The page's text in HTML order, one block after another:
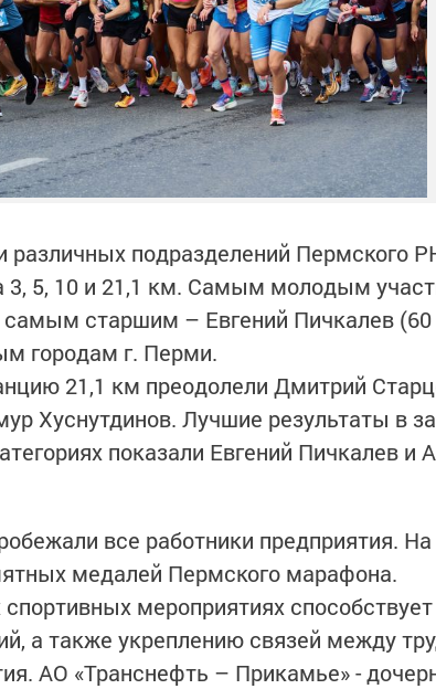
подразделений Пермского
3, 5, 10 и 21,1 км. Самым молодым
старшим – Евгений Пичкалев (60
городам г. Перми.
21,1 км преодолели Дмитрий
Хуснутдинов. Лучшие результаты в
показали Евгений Пичкалев и
все работники предприятия.
медалей Пермского марафона.
мероприятиях
а также укреплению связей между
АО «Транснефть – Прикамье» -